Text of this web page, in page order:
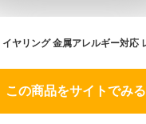
この商品をサイトでみる